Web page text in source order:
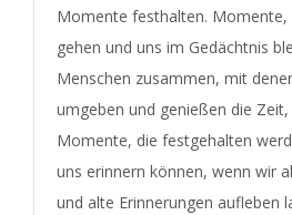
Momente festhalten. Momente,
gehen und uns im Gedächtnis
Menschen zusammen, mit
umgeben und genießen die
Momente, die festgehalten
uns erinnern können, wenn wir
und alte Erinnerungen aufleben